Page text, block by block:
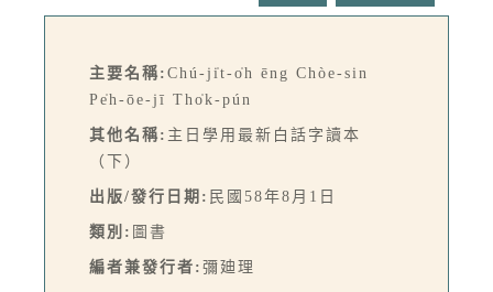
主要名稱: Chú-ji̍t-o̍h ēng Chòe-sin
Pe̍h-ōe-jī Tho̍k-pún
其他名稱: 主日學用最新白話字讀本
（下）
出版/發行日期: 民國58年8月1日
類別: 圖書
編者兼發行者: 彌廸理